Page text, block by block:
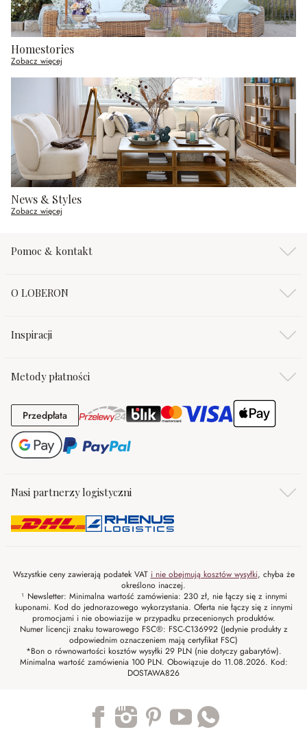
Homestories
Zobacz więcej
News & Styles
Zobacz więcej
Pomoc & kontakt
O LOBERON
Inspiracji
Metody płatności
PrzedpłataPrzedpłata
Nasi partnerzy logistyczni
Wszystkie ceny zawierają podatek VAT i nie obejmują kosztów wysyłki, chyba że
określono inaczej.
¹ Newsletter: Minimalna wartość zamówienia: 230 zł, nie łączy się z innymi
kuponami. Kod do jednorazowego wykorzystania. Oferta nie łączy się z innymi
promocjami i nie obowiazije w przypadku przecenionych produktów.
Numer licencji znaku towarowego FSC®: FSC-C136992 (Jedynie produkty z
odpowiednim oznaczeniem mają certyfikat FSC)
*Bon o równowartości kosztów wysyłki 29 PLN (nie dotyczy gabarytów).
Minimalna wartość zamówienia 100 PLN. Obowiązuje do 11.08.2026. Kod:
DOSTAWA826